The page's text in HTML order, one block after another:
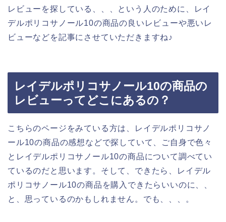
レビューを探している、、、という人のために、レイ
デルポリコサノール10の商品の良いレビューや悪いレ
ビューなどを記事にさせていただきますね♪
レイデルポリコサノール10の商品の
レビューってどこにあるの？
こちらのページをみている方は、レイデルポリコサノ
ール10の商品の感想などで探していて、ご自身で色々
とレイデルポリコサノール10の商品について調べてい
ているのだと思います。そして、できたら、レイデル
ポリコサノール10の商品を購入できたらいいのに、、
と、思っているのかもしれません。でも、、、。